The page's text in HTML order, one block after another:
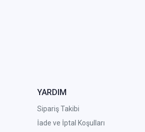
YARDIM
Sipariş Takibi
İade ve İptal Koşulları